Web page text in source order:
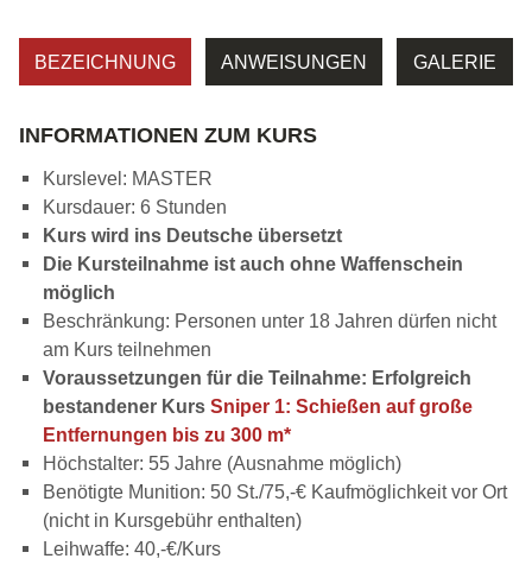
BEZEICHNUNG ANWEISUNGEN GALERIE
INFORMATIONEN ZUM KURS
Kurslevel: MASTER
Kursdauer: 6 Stunden
Kurs wird ins Deutsche übersetzt
Die Kursteilnahme ist auch ohne Waffenschein
möglich
Beschränkung: Personen unter 18 Jahren dürfen nicht
am Kurs teilnehmen
Voraussetzungen für die Teilnahme: Erfolgreich
bestandener Kurs Sniper 1: Schießen auf große
Entfernungen bis zu 300 m*
Höchstalter: 55 Jahre (Ausnahme möglich)
Benötigte Munition: 50 St./75,-€ Kaufmöglichkeit vor Ort
(nicht in Kursgebühr enthalten)
Leihwaffe: 40,-€/Kurs